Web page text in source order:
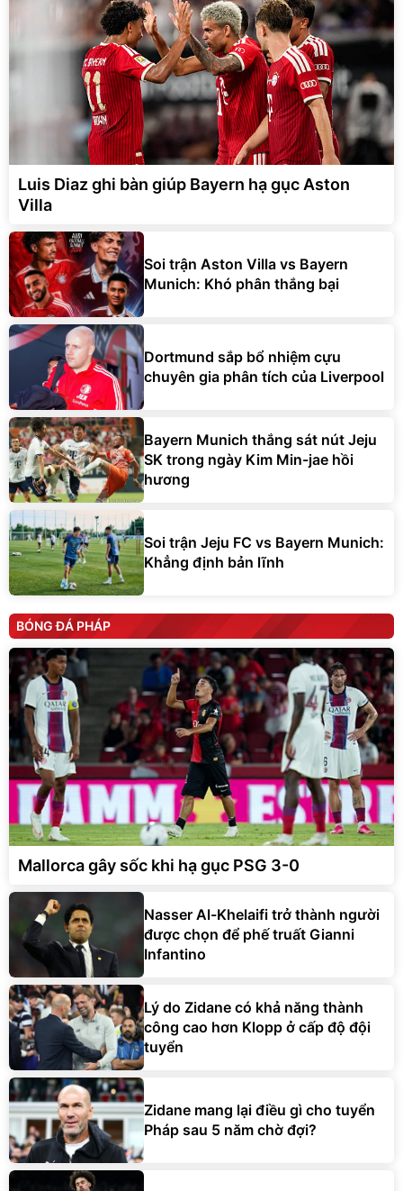
Luis Diaz ghi bàn giúp Bayern hạ gục Aston
Villa
Soi trận Aston Villa vs Bayern
Munich: Khó phân thắng bại
Dortmund sắp bổ nhiệm cựu
chuyên gia phân tích của Liverpool
Bayern Munich thắng sát nút Jeju
SK trong ngày Kim Min-jae hồi
hương
Soi trận Jeju FC vs Bayern Munich:
Khẳng định bản lĩnh
BÓNG ĐÁ PHÁP
Mallorca gây sốc khi hạ gục PSG 3-0
Nasser Al-Khelaifi trở thành người
được chọn để phế truất Gianni
Infantino
Lý do Zidane có khả năng thành
công cao hơn Klopp ở cấp độ đội
tuyển
Zidane mang lại điều gì cho tuyển
Pháp sau 5 năm chờ đợi?